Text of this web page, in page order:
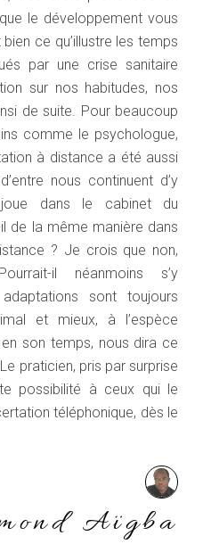
le développement vous
ce qu’illustre les temps
par une crise sanitaire
sur nos habitudes, nos
de suite. Pour beaucoup
comme le psychologue,
à distance a été aussi
nous continuent d’y
dans le cabinet du
de la même manière dans
? Je crois que non,
il néanmoins s’y
sont toujours
et mieux, à l’espèce
son temps, nous dira ce
praticien, pris par surprise
possibilité à ceux qui le
téléphonique, dès le
Aïgba